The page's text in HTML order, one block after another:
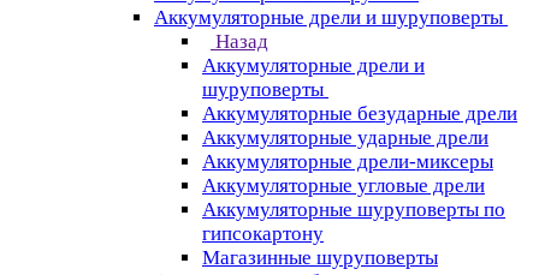
Аккумуляторные дрели и шуруповерты
Назад
Аккумуляторные дрели и
шуруповерты
Аккумуляторные безударные дрели
Аккумуляторные ударные дрели
Аккумуляторные дрели-миксеры
Аккумуляторные угловые дрели
Аккумуляторные шуруповерты по
гипсокартону
Магазинные шуруповерты